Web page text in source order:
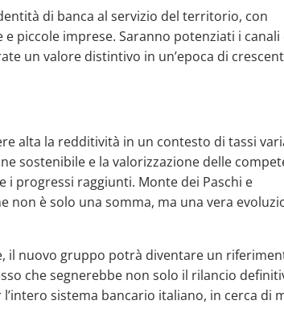
di banca al servizio del territorio, con
piccole imprese. Saranno potenziati i canali
un valore distintivo in un’epoca di
alta la redditività in un contesto di tassi
sostenibile e la valorizzazione delle
progressi raggiunti. Monte dei Paschi e
è solo una somma, ma una vera
il nuovo gruppo potrà diventare un
che segnerebbe non solo il rilancio
sistema bancario italiano, in cerca di